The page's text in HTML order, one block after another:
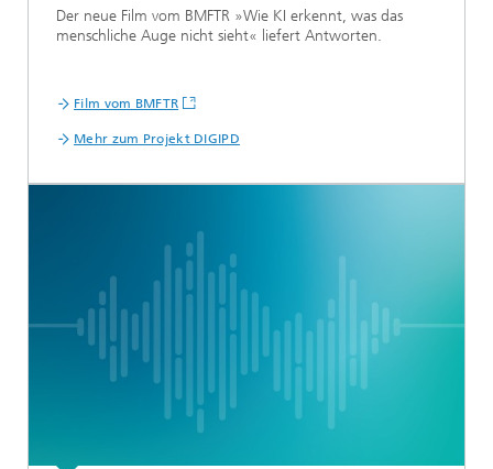
Der neue Film vom BMFTR »Wie KI erkennt, was das
menschliche Auge nicht sieht« liefert Antworten.
Film vom BMFTR
Mehr zum Projekt DIGIPD